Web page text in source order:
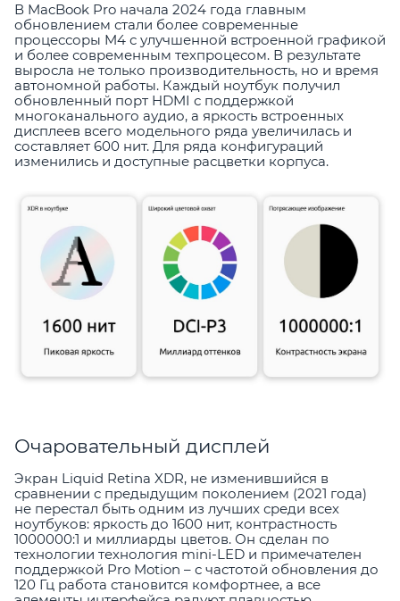
В MacBook Pro начала 2024 года главным
обновлением стали более современные
процессоры M4 с улучшенной встроенной графикой
и более современным техпроцесом. В результате
выросла не только производительность, но и время
автономной работы. Каждый ноутбук получил
обновленный порт HDMI с поддержкой
многоканального аудио, а яркость встроенных
дисплеев всего модельного ряда увеличилась и
составляет 600 нит. Для ряда конфигураций
изменились и доступные расцветки корпуса.
Очаровательный дисплей
Экран Liquid Retina XDR, не изменившийся в
сравнении с предыдущим поколением (2021 года)
не перестал быть одним из лучших среди всех
ноутбуков: яркость до 1600 нит, контрастность
1000000:1 и миллиарды цветов. Он сделан по
технологии технология mini-LED и примечателен
поддержкой Pro Motion – с частотой обновления до
120 Гц работа становится комфортнее, а все